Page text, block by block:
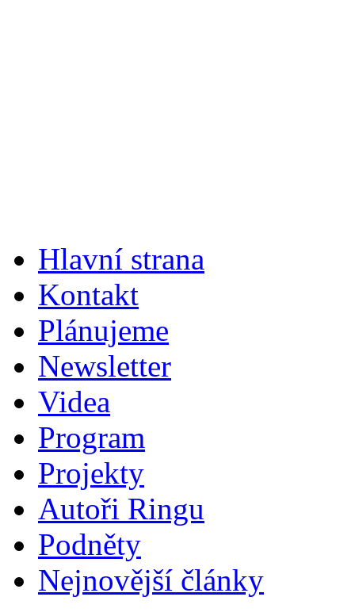
Hlavní strana
Kontakt
Plánujeme
Newsletter
Videa
Program
Projekty
Autoři Ringu
Podněty
Nejnovější články